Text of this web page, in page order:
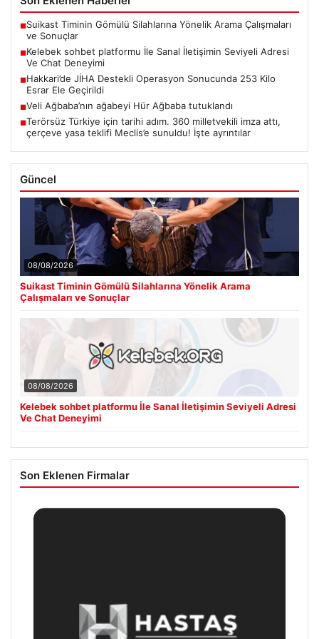
■Suikast Timinin Gömülü Silahlarına Yönelik Arama Çalışmaları
ve Sonuçlar
■Kelebek sohbet platformu İle Sanal İletişimin Seviyeli Adresi
Ve Chat Deneyimi
■Hakkari’de JİHA Destekli Operasyon Sonucunda 253 Kilo
Esrar Ele Geçirildi
■Veli Ağbaba’nın ağabeyi Hür Ağbaba tutuklandı
■Terörsüz Türkiye için tarihi adım. 360 milletvekili imza attı,
çerçeve yasa teklifi Meclis’e sunuldu! İşte ayrıntılar
Güncel
08/08/2026
Suikast Timinin Gömülü Silahlarına Yönelik Arama
Çalışmaları ve Sonuçlar
08/08/2026
Kelebek sohbet platformu İle Sanal İletişimin Seviyeli Adresi
Ve Chat Deneyimi
Son Eklenen Firmalar